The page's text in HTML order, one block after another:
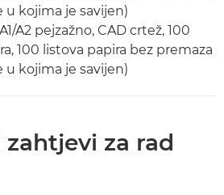
kojima je savijen)
A2 pejzažno, CAD crtež, 100
100 listova papira bez premaza
kojima je savijen)
za rad